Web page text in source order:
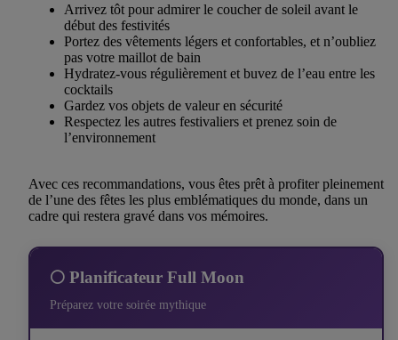
Arrivez tôt pour admirer le coucher de soleil avant le
début des festivités
Portez des vêtements légers et confortables, et n’oubliez
pas votre maillot de bain
Hydratez-vous régulièrement et buvez de l’eau entre les
cocktails
Gardez vos objets de valeur en sécurité
Respectez les autres festivaliers et prenez soin de
l’environnement
Avec ces recommandations, vous êtes prêt à profiter pleinement
de l’une des fêtes les plus emblématiques du monde, dans un
cadre qui restera gravé dans vos mémoires.
🌕 Planificateur Full Moon
Préparez votre soirée mythique